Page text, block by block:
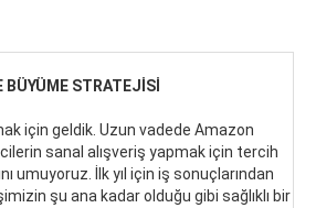
BÜYÜME STRATEJİSİ
için geldik. Uzun vadede Amazon
sanal alışveriş yapmak için tercih
umuyoruz. İlk yıl için iş sonuçlarından
şu ana kadar olduğu gibi sağlıklı bir